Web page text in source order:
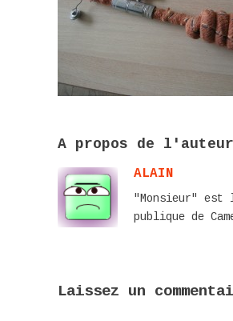
A propos de l'auteur
ALAIN
"Monsieur" est
publique de
Laissez un